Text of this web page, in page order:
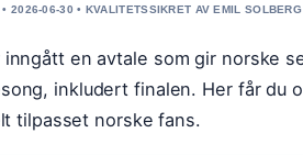
2026-06-30 • KVALITETSSIKRET AV EMIL SOLBERG
inngått en avtale som gir norske
inkludert finalen. Her får du
tilpasset norske fans.